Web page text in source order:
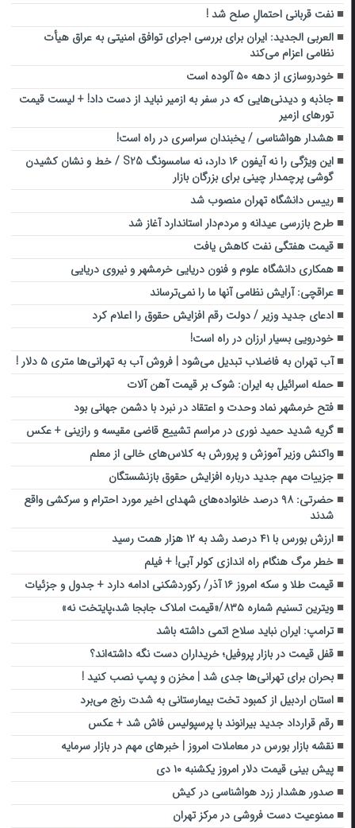
نفت قربانی احتمالِ صلح شد !
العربی الجدید: ایران برای بررسی اجرای توافق امنیتی به عراق هیأت
نظامی اعزام می‌کند
خودروسازی از دهه ۵۰ آلوده است
جاذبه و دیدنی‌هایی که در سفر به ازمیر نباید از دست داد! + لیست قیمت
تورهای ازمیر
هشدار هواشناسی / یخبندان سراسری در راه است!
این ویژگی را نه آیفون ۱۶ دارد، نه سامسونگ S25 / خط و نشان کشیدن
گوشی پرچمدار چینی برای بزرگان بازار
رییس دانشگاه تهران منصوب شد
طرح بازرسی عیدانه و مردم‌دار استاندارد آغاز شد
قیمت هفتگی نفت کاهش یافت
همکاری دانشگاه علوم و فنون دریایی خرمشهر و نیروی دریایی
عراقچی: آرایش نظامی آنها ما را نمی‌ترساند
ادعای جدید وزیر / دولت رقم افزایش حقوق را اعلام کرد
خودرویی بسیار ارزان در راه است!
آب تهران به فاضلاب تبدیل می‌شود | فروش آب به تهرانی‌ها متری ۵ دلار !
حمله اسرائیل به ایران: شوک بر قیمت آهن آلات
فتح خرمشهر نماد وحدت و اعتقاد در نبرد با دشمن جهانی بود
گریه‌ شدید حمید نوری در مراسم تشییع قاضی مقیسه و رازینی + عکس
واکنش وزیر آموزش و پرورش به کلاس‌های خالی از معلم
جزییات مهم جدید درباره افزایش حقوق بازنشستگان
حضرتی: ۹۸ درصد خانواده‌های شهدای اخیر مورد احترام و سرکشی واقع
شدند
ارزش بورس با ۴۱ درصد رشد به ۱۲ هزار همت رسید
خطر مرگ هنگام راه اندازی کولر آبی! + فیلم
قیمت طلا و سکه امروز ۱۶ آذر/ رکوردشکنی ادامه دارد + جدول و جزئیات
ویترین تسنیم شماره ۸۳۵/«قیمت املاک جابجا شد،پایتخت نه»
ترامپ: ایران نباید سلاح اتمی داشته باشد
قفل قیمت در بازار پروفیل؛ خریداران دست نگه داشته‌اند؟
بحران برای تهرانی‌ها جدی شد | مخزن و پمپ نصب کنید !
استان اردبیل از کمبود تخت بیمارستانی به شدت رنج می‌برد
رقم قرارداد جدید بیرانوند با پرسپولیس فاش شد + عکس
نقشه بازار بورس در معاملات امروز | خبرهای مهم در بازار سرمایه
پیش بینی قیمت دلار امروز یکشنبه ۱۰ دی
صدور هشدار زرد هواشناسی در کیش
ممنوعیت دست فروشی در مرکز تهران